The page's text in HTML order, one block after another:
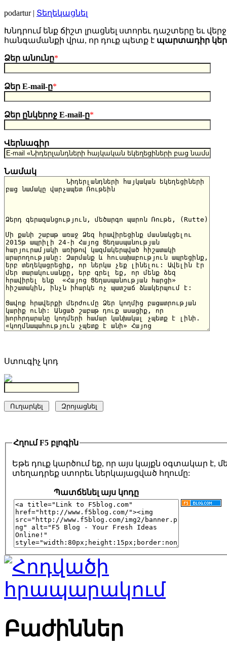
podartur | Տեղեկացնել
Խնդրում ենք ճիշտ լրացնել ստորեւ դաշտերը եւ
հանգամանքի վրա, որ դուք պետք է պարտադիր
Ձեր անունը*
Ձեր E-mail-ը*
Ձեր ընկերոջ E-mail-ը*
Վերնագիր
Նամակ
Ստուգիչ կոդ
Հղում F5 բլոգին
Եթե դուք կարծում եք, որ այս կայքն օգտակար է,
տեղադրեք ստորեւ ներկայացված հղումը:
Պատճենել այս կոդը
Բաժիններ